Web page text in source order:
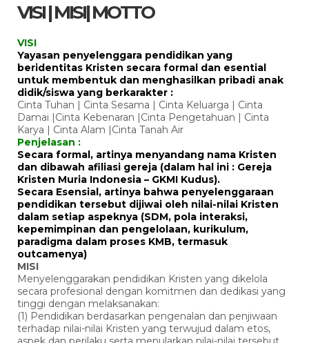
VISI | MISI| MOTTO
VISI
Yayasan penyelenggara pendidikan yang
beridentitas Kristen secara formal dan esential
untuk membentuk dan menghasilkan pribadi anak
didik/siswa yang berkarakter :
Cinta Tuhan | Cinta Sesama | Cinta Keluarga | Cinta
Damai |Cinta Kebenaran |Cinta Pengetahuan | Cinta
Karya | Cinta Alam |Cinta Tanah Air
Penjelasan :
Secara formal, artinya menyandang nama Kristen
dan dibawah afiliasi gereja (dalam hal ini : Gereja
Kristen Muria Indonesia – GKMI Kudus).
Secara Esensial, artinya bahwa penyelenggaraan
pendidikan tersebut dijiwai oleh nilai-nilai Kristen
dalam setiap aspeknya (SDM, pola interaksi,
kepemimpinan dan pengelolaan, kurikulum,
paradigma dalam proses KMB, termasuk
outcamenya)
MISI
Menyelenggarakan pendidikan Kristen yang dikelola
secara profesional dengan komitmen dan dedikasi yang
tinggi dengan melaksanakan:
(1) Pendidikan berdasarkan pengenalan dan penjiwaan
terhadap nilai-nilai Kristen yang terwujud dalam etos,